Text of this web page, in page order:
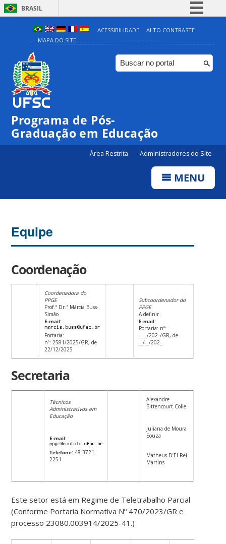
BRASIL
Simplifique!
Comunica BR
Participe
ACESSIBILIDADE
ALTO CONTRASTE
MAPA DO SITE
Programa de Pós-
Graduação em Educação
Área Restrita Administradores do Site
MENU
Equipe
Coordenação
Coordenadora do
PPGE
Prof.ª Dr.ª Márcia Buss-
Simão
E-mail:
Portaria:
nº: 2581/2025/GR, de
22/12/2025
Subcoordenador do
PPGE
A definir
E-mail:
Portaria: nº:
____/202_/GR, de
__/__/202_
Secretaria
Técnicos
Administrativos em
Educação
E-mail:
Telefone: 48 3721-
2251
Alexandre
Bittencourt Colle
Juliana de Moura
Souza
Matheus D’El Rei
Martins
Este setor está em Regime de Teletrabalho Parcial
(Conforme Portaria Normativa Nº 470/2023/GR e
processo 23080.003914/2025-41.)